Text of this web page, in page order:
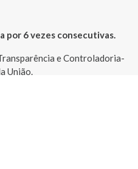
por 6 vezes consecutivas.
e Controladoria-
União.